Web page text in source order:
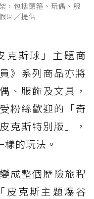
，包括頭箍、玩偶、服
區／提供
克斯球」主題商
》系列商品亦將
、服飾及文具，
粉絲歡迎的「奇
克斯特別版」，
的玩法。
成整個歷險旅程
皮克斯主題爆谷